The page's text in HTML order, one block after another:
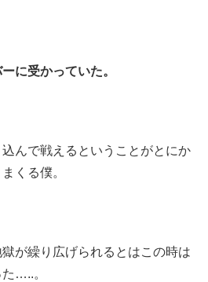
に受かっていた。
んで戦えるということがとにか
くる僕。
が繰り広げられるとはこの時は
…..。